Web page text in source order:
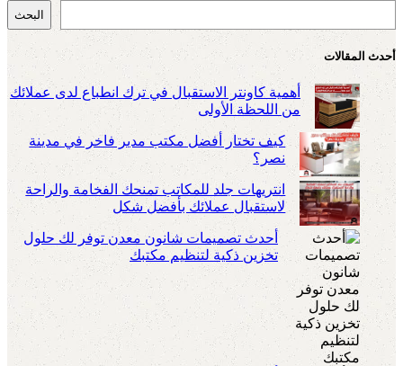
البحث
أحدث المقالات
أهمية كاونتر الاستقبال في ترك انطباع لدى عملائك
من اللحظة الأولى
كيف تختار أفضل مكتب مدير فاخر في مدينة
نصر؟
انتريهات جلد للمكاتب تمنحك الفخامة والراحة
لاستقبال عملائك بأفضل شكل
أحدث تصميمات شانون معدن توفر لك حلول
تخزين ذكية لتنظيم مكتبك